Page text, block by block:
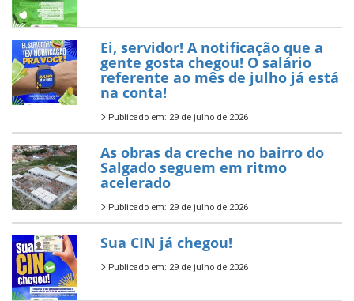
Ei, servidor! A notificação que a
gente gosta chegou! O salário
referente ao mês de julho já está
na conta!
Publicado em: 29 de julho de 2026
As obras da creche no bairro do
Salgado seguem em ritmo
acelerado
Publicado em: 29 de julho de 2026
Sua CIN já chegou!
Publicado em: 29 de julho de 2026